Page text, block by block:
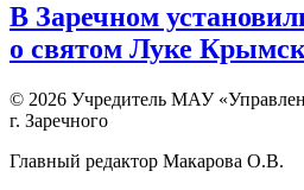
В Заречном
о святом Луке
© 2026 Учредитель МАУ
г. Заречного
Главный редактор Макарова О.В.